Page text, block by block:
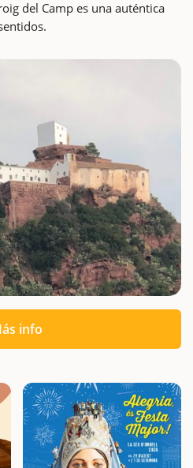
del Camp es una auténtica
info